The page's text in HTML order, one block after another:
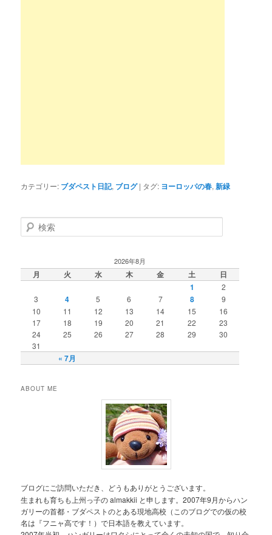
カテゴリー: ブダペスト日記, ブログ | タグ: ヨーロッパの春,新緑
検
索
2026年8月
月 火 水 木 金 土 日
« 7月
1
2
3
4 5 6 7 8
9
10
11 12 13 14 15
16
17
18 19 20 21 22
23
24
25 26 27 28 29
30
31
ABOUT ME
ブログにご訪問いただき、どうもありがとうございます。
生まれも育ちも上州っ子の almakkii と申します。2007年9月からハン
ガリーの首都・ブダペストのとある現地高校（このブログでの仮の校
名は『フニャ高です！）で日本語を教えています。